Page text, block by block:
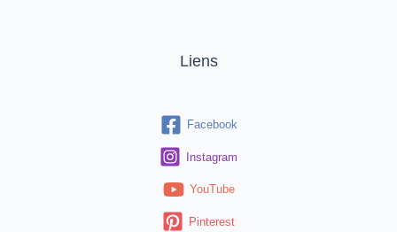
Liens
Facebook
Instagram
YouTube
Pinterest